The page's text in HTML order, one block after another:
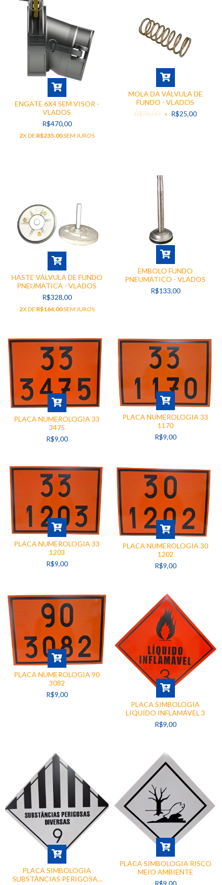
ENGATE 6X4 SEM VISOR -
VLADOS
R$470,00
2X DE R$235,00SEM JUROS
MOLA DA VÁLVULA DE
FUNDO - VLADOS
R$36,00
R$25,00
HASTE VÁLVULA DE FUNDO
PNEUMATICA - VLADOS
R$328,00
2X DE R$164,00SEM JUROS
EMBOLO FUNDO
PNEUMATICO - VLADOS
R$133,00
PLACA NUMEROLOGIA 33
3475
R$9,00
PLACA NUMEROLOGIA 33
1170
R$9,00
PLACA NUMEROLOGIA 33
1203
R$9,00
PLACA NUMEROLOGIA 30
1202
R$9,00
PLACA NUMEROLOGIA 90
3082
R$9,00
PLACA SIMBOLOGIA
LIQUÍDO INFLAMÁVEL 3
R$9,00
PLACA SIMBOLOGIA
SUBSTÂNCIAS PERIGOSAS
PLACA SIMBOLOGIA RISCO
MEIO AMBIENTE
R$9,00